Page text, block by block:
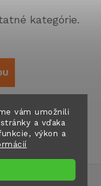
vám umožnili
a vďaka
výkon a
kategórie.